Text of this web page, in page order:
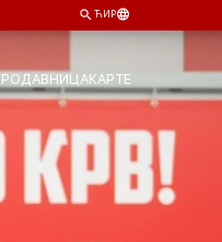
ЋИР
КАРТЕ